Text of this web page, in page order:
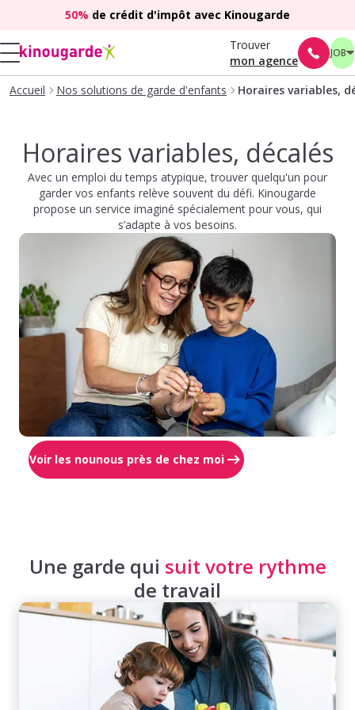
50% de crédit d'impôt avec Kinougarde
Trouver
mon agence
JOB
Accueil Nos solutions de garde d'enfants Horaires variables,
Horaires variables, décalés
Avec un emploi du temps atypique, trouver quelqu'un pour
garder vos enfants relève souvent du défi. Kinougarde
propose un service imaginé spécialement pour vous, qui
s’adapte à vos besoins.
Voir les nounous près de chez moi
Une garde qui suit votre rythme
de travail